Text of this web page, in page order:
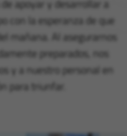
apoyar y desarrollar a
con la esperanza de que
mañana. Al asegurarnos
preparados, nos
y a nuestro personal en
para triunfar.